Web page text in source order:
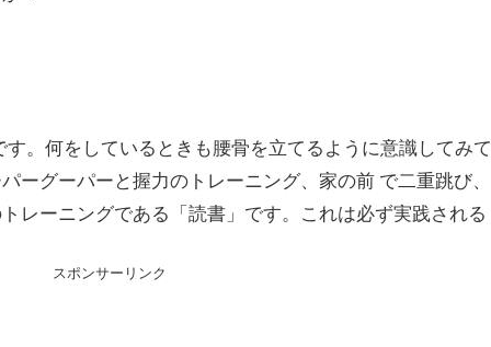
す。何をしているときも腰骨を立てるように意識してみて
ーグーパーと握力のトレーニング、家の前 で二重跳び、
レーニングである「読書」です。これは必ず実践される
スポンサーリンク